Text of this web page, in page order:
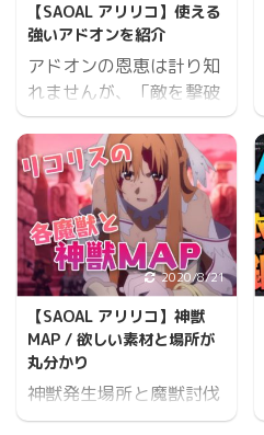
【SAOAL アリリコ】使える
強いアドオンを紹介
アドオンの恩恵は計り知
れませんが、「敵を撃破
した時にカウントアッ
プ」「敵の攻撃がヒット
した時にカウントアッ
プ」など数回戦闘すると
消滅してしまう為、ボス
専用防具を確保して優れ
たアドオンはそれに取り
付けておくのが良いで
す。 全てのPTメンバー
分は準備しなくても良い
ので、私は主人公とタン
ク（リズベット）の二人
2020/8/21
【SAOAL アリリコ】神獣
MAP / 欲しい素材と場所が
丸分かり
神獣発生場所と魔獣討伐
用のMAPです。 MAPが